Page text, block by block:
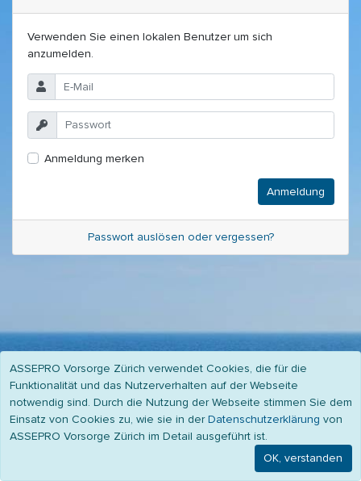
Verwenden Sie einen lokalen Benutzer um sich
anzumelden.
Anmeldung merken
Passwort auslösen oder vergessen?
ASSEPRO Vorsorge Zürich verwendet Cookies, die für die
Funktionalität und das Nutzerverhalten auf der Webseite
notwendig sind. Durch die Nutzung der Webseite stimmen Sie dem
Einsatz von Cookies zu, wie sie in derDatenschutzerklärung von
ASSEPRO Vorsorge Zürich im Detail ausgeführt ist.
OK, verstanden
Datenschutz-Impressum